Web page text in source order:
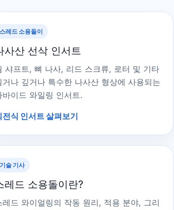
스레드 소용돌이
사산 선삭 인서트
샤프트, 뼈 나사, 리드 스크류, 로터 및 기타
거나 깊거나 특수한 나사산 형상에 사용되는
바이드 와일링 인서트.
전식 인서트 살펴보기
기술 기사
레드 소용돌이란?
레드 와이얼링의 작동 원리, 적용 분야, 그리